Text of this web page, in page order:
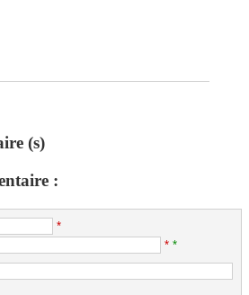
(s)
:
*
* *